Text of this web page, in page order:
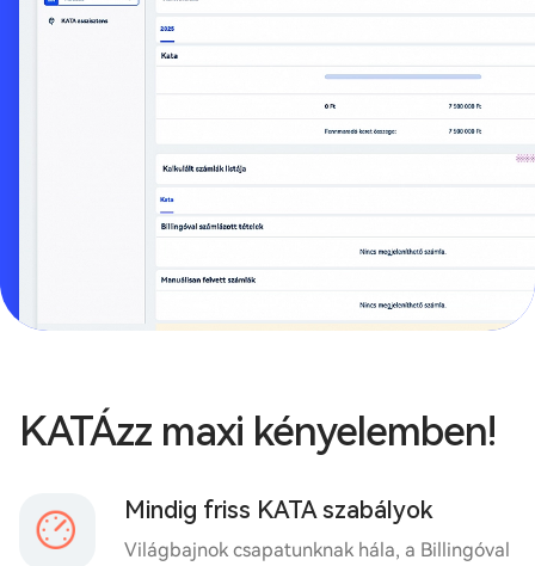
KATÁzz maxi kényelemben!
Mindig friss KATA szabályok
Világbajnok csapatunknak hála, a Billingóval